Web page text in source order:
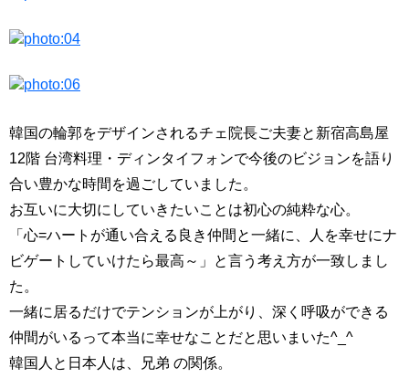
韓国の輪郭をデザインされるチェ院長ご夫妻と新宿高島屋
12階 台湾料理・ディンタイフォンで今後のビジョンを語り
合い豊かな時間を過ごしていました。
お互いに大切にしていきたいことは初心の純粋な心。
「心=ハートが通い合える良き仲間と一緒に、人を幸せにナ
ビゲートしていけたら最高～」と言う考え方が一致しまし
た。
一緒に居るだけでテンションが上がり、深く呼吸ができる
仲間がいるって本当に幸せなことだと思いまいた^_^
韓国人と日本人は、兄弟 の関係。